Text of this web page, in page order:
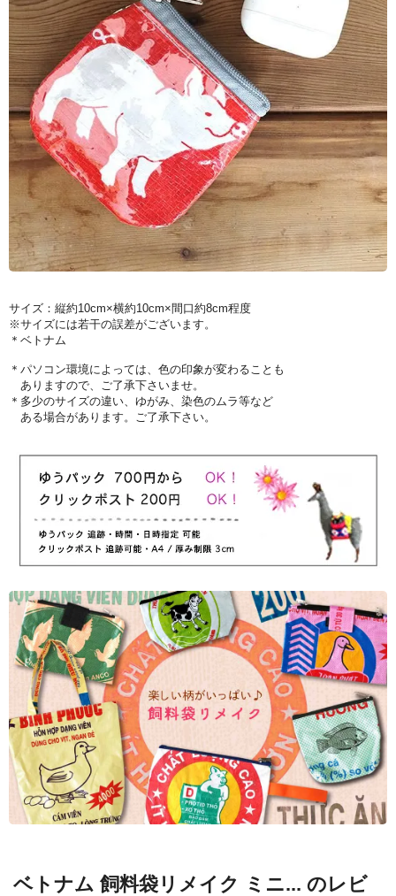
サイズ：縦約10cm×横約10cm×間口約8cm程度
※サイズには若干の誤差がございます。
＊ベトナム
＊パソコン環境によっては、色の印象が変わることも
ありますので、ご了承下さいませ。
＊多少のサイズの違い、ゆがみ、染色のムラ等など
ある場合があります。ご了承下さい。
ベトナム 飼料袋リメイク ミニ... のレビ